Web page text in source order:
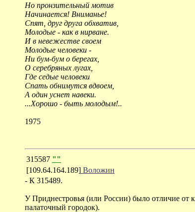
Но пронзительный мотив
Начинается! Вниманье!
Спят, друг друга обхватив,
Молодые - как в нирване.
И в невежестве своем
Молодые человеки -
Ни бум-бум о берегах,
О серебряных лугах,
Где седые человеки
Спать обнимутся вдвоем,
А один уснет навеки.
...Хорошо - быть молодым!..
1975
315587 ""
[109.64.164.189] Воложин
- К 315489.
У Приднестровья (или России) было отличие от
палаточный городок).